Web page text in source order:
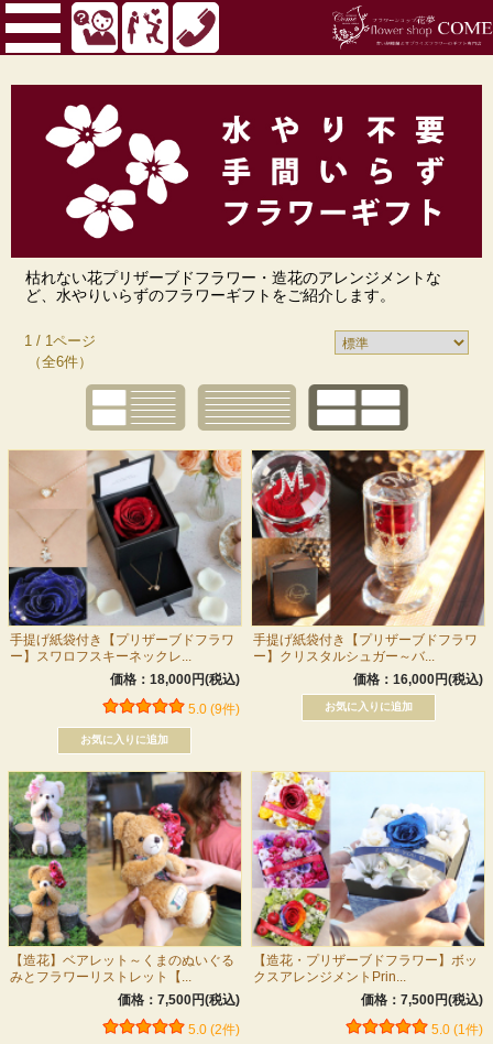
枯れない花プリザーブドフラワー・造花のアレンジメントな
ど、水やりいらずのフラワーギフトをご紹介します。
1 / 1ページ
（全6件）
手提げ紙袋付き【プリザーブドフラワ
ー】スワロフスキーネックレ...
価格：18,000円(税込)
5.0 (9件)
手提げ紙袋付き【プリザーブドフラワ
ー】クリスタルシュガー～バ...
価格：16,000円(税込)
【造花】ベアレット～くまのぬいぐる
みとフラワーリストレット【...
価格：7,500円(税込)
5.0 (2件)
【造花・プリザーブドフラワー】ボッ
クスアレンジメントPrin...
価格：7,500円(税込)
5.0 (1件)